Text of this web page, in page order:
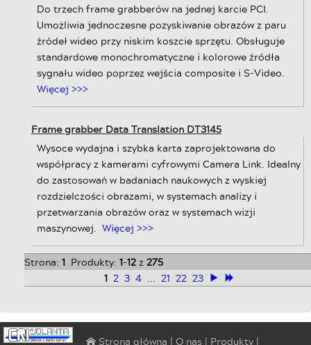
Do trzech frame grabberów na jednej karcie PCI.
Umożliwia jednoczesne pozyskiwanie obrazów z paru
źródeł wideo przy niskim koszcie sprzętu. Obsługuje
standardowe monochromatyczne i kolorowe źródła
sygnału wideo poprzez wejścia composite i S-Video.
Więcej >>>
Frame grabber Data Translation DT3145
Wysoce wydajna i szybka karta zaprojektowana do
współpracy z kamerami cyfrowymi Camera Link. Idealny
do zastosowań w badaniach naukowych z wyskiej
rozdzielczości obrazami, w systemach analizy i
przetwarzania obrazów oraz w systemach wizji
maszynowej. Więcej >>>
Strona: 1 Produkty: 1-12z275
1 2 3 4 ... 21 22 23 > ≫
⌂ Strona główna | O nas | Produkty |